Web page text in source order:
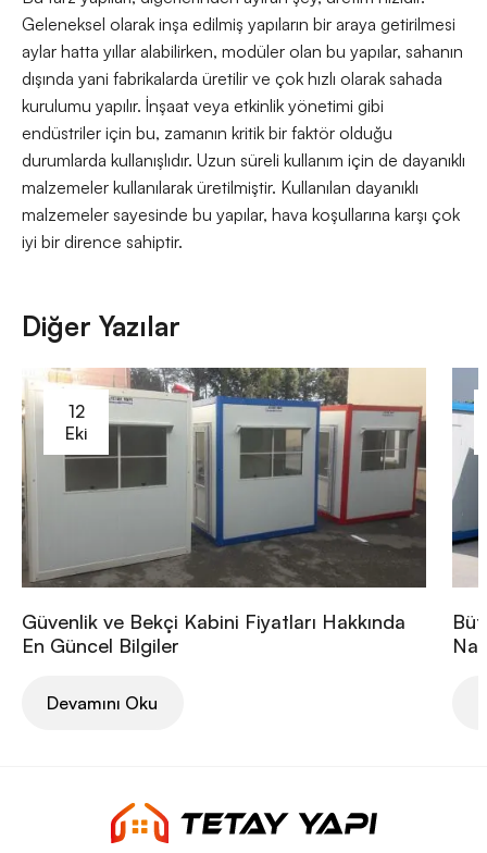
Geleneksel olarak inşa edilmiş yapıların bir araya getirilmesi
aylar hatta yıllar alabilirken, modüler olan bu yapılar, sahanın
dışında yani fabrikalarda üretilir ve çok hızlı olarak sahada
kurulumu yapılır. İnşaat veya etkinlik yönetimi gibi
endüstriler için bu, zamanın kritik bir faktör olduğu
durumlarda kullanışlıdır. Uzun süreli kullanım için de dayanıklı
malzemeler kullanılarak üretilmiştir. Kullanılan dayanıklı
malzemeler sayesinde bu yapılar, hava koşullarına karşı çok
iyi bir dirence sahiptir.
Diğer Yazılar
12
Eki
Güvenlik ve Bekçi Kabini Fiyatları Hakkında
En Güncel Bilgiler
Devamını Oku